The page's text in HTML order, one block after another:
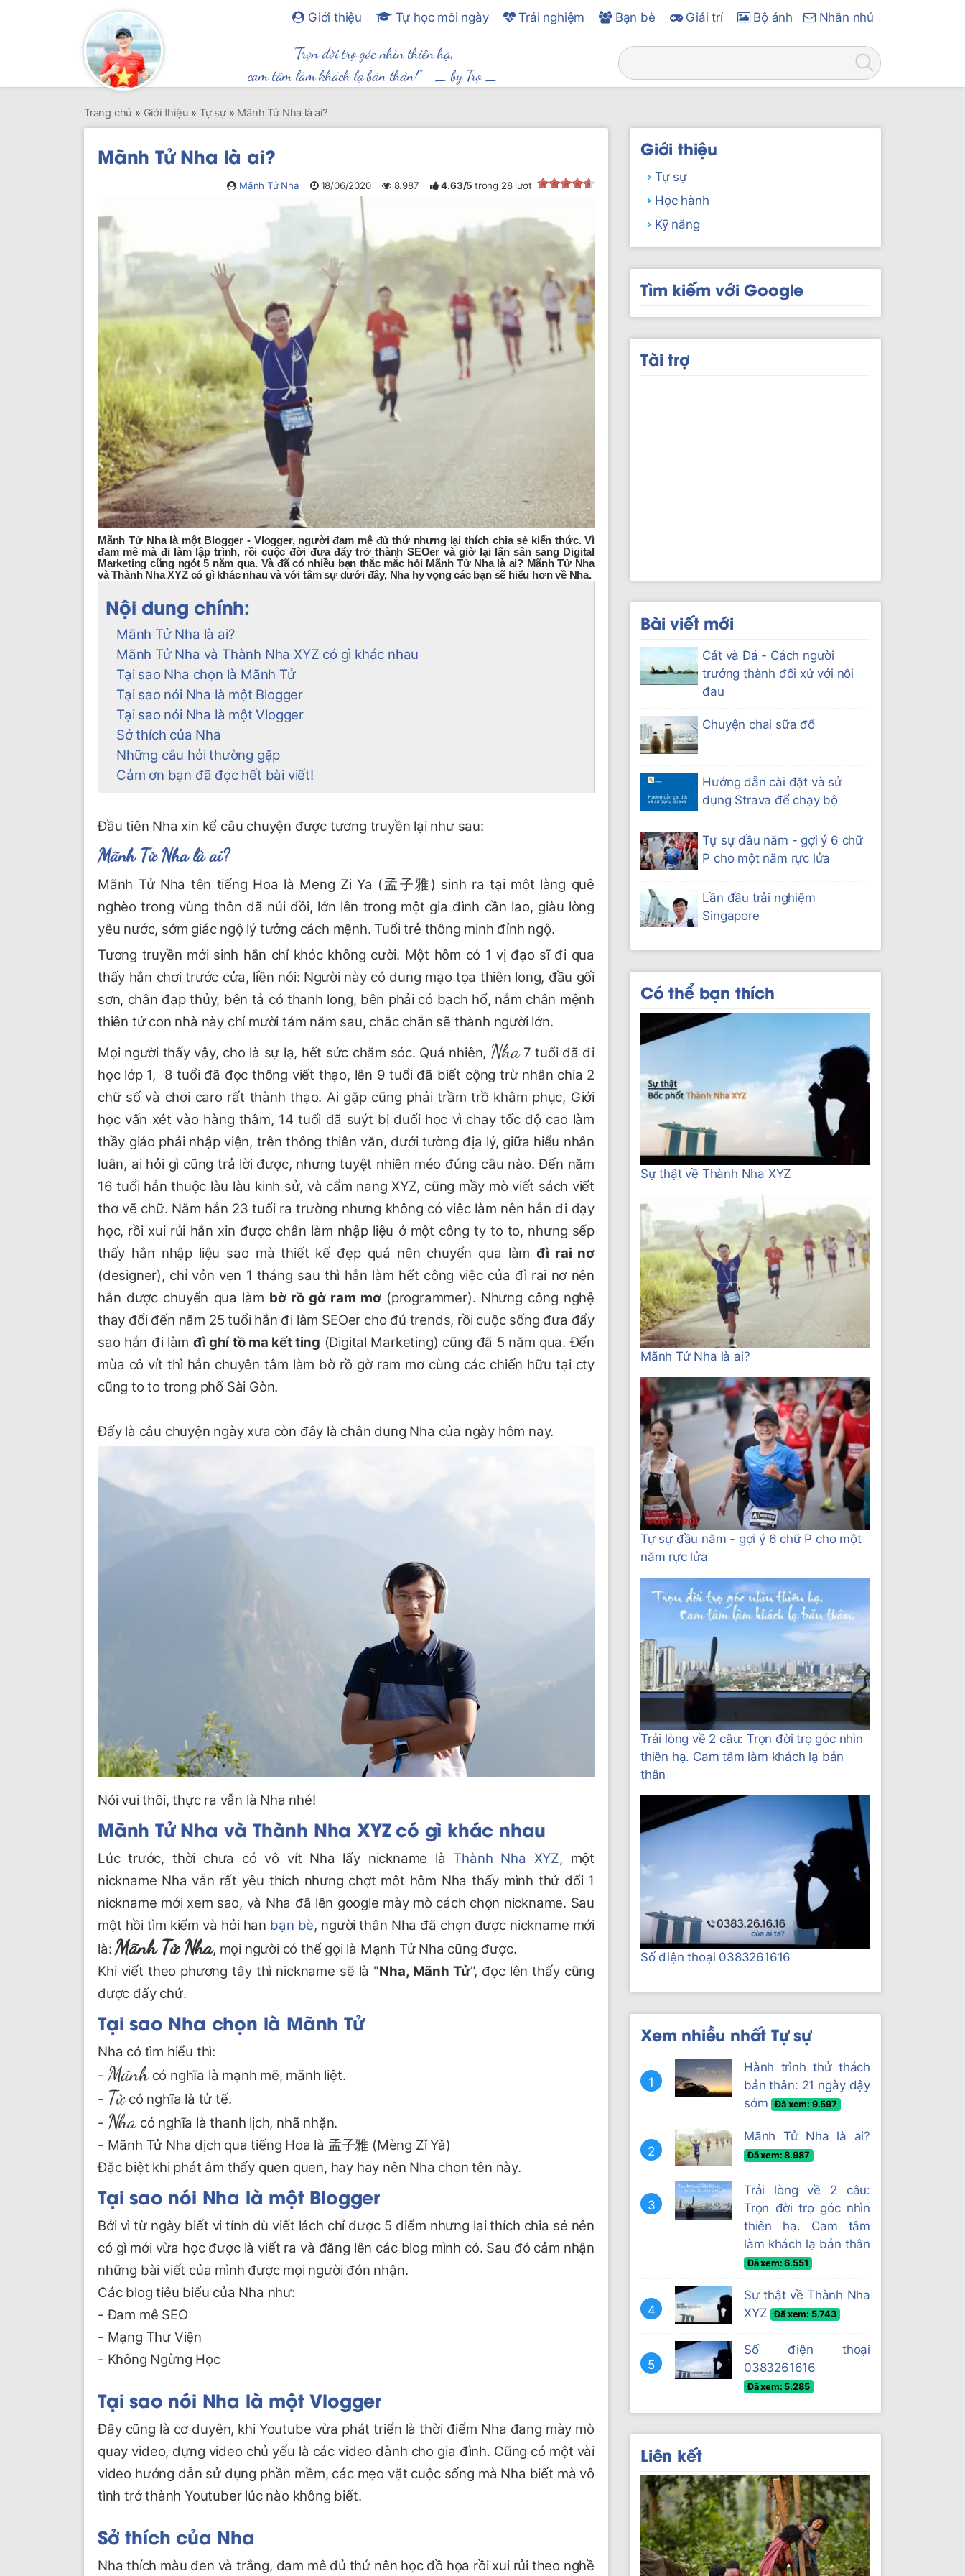
Giới thiệu Tự học mỗi ngày Trải nghiệm Bạn bè Giải trí Bộ ảnh Nhắn nhủ
"Trọn đời trọ góc nhìn thiên hạ,
cam tâm làm khách lạ bản thân!" _by Trọ_
Trang chủ » Giới thiệu »Tự sự» Mãnh Tử Nha là ai?
Mãnh Tử Nha là ai?
Mãnh Tử Nha 18/06/2020 8.987 4.63/5 trong 28lượt
Mãnh Tử Nha là một Blogger - Vlogger, người đam mê đủ thứ nhưng lại thích chia sẻ kiến thức. Vì
đam mê mà đi làm lập trình, rồi cuộc đời đưa đẩy trở thành SEOer và giờ lại lấn sân sang Digital
Marketing cũng ngót 5 năm qua. Và đã có nhiều bạn thắc mắc hỏi Mãnh Tử Nha là ai? Mãnh Tử Nha
và Thành Nha XYZ có gì khác nhau và với tâm sự dưới đây, Nha hy vọng các bạn sẽ hiểu hơn về Nha.
Nội dung chính:
Mãnh Tử Nha là ai?
Mãnh Tử Nha và Thành Nha XYZ có gì khác nhau
Tại sao Nha chọn là Mãnh Tử
Tại sao nói Nha là một Blogger
Tại sao nói Nha là một Vlogger
Sở thích của Nha
Những câu hỏi thường gặp
Cảm ơn bạn đã đọc hết bài viết!
Đầu tiên Nha xin kể câu chuyện được tương truyền lại như sau:
Mãnh Tử Nha là ai?
Mãnh Tử Nha tên tiếng Hoa là Meng Zi Ya (孟子雅) sinh ra tại một làng quê
nghèo trong vùng thôn dã núi đồi, lớn lên trong một gia đình cần lao, giàu lòng
yêu nước, sớm giác ngộ lý tưởng cách mệnh. Tuổi trẻ thông minh đỉnh ngộ.
Tương truyền mới sinh hắn chỉ khóc không cười. Một hôm có 1 vị đạo sĩ đi qua
thấy hắn chơi trước cửa, liền nói: Người này có dung mạo tọa thiên long, đầu gối
sơn, chân đạp thủy, bên tả có thanh long, bên phải có bạch hổ, nắm chân mệnh
thiên tử con nhà này chỉ mười tám năm sau, chắc chắn sẽ thành người lớn.
Mọi người thấy vậy, cho là sự lạ, hết sức chăm sóc. Quả nhiên, Nha7 tuổi đã đi
học lớp 1, 8 tuổi đã đọc thông viết thạo, lên 9 tuổi đã biết cộng trừ nhân chia 2
chữ số và chơi caro rất thành thạo. Ai gặp cũng phải trầm trồ khâm phục, Giới
học vấn xét vào hàng thâm, 14 tuổi đã suýt bị đuổi học vì chạy tốc độ cao làm
thầy giáo phải nhập viện, trên thông thiên văn, dưới tường địa lý, giữa hiểu nhân
luân, ai hỏi gì cũng trả lời được, nhưng tuyệt nhiên méo đúng câu nào. Đến năm
16 tuổi hắn thuộc làu làu kinh sử, và cẩm nang XYZ, cũng mầy mò viết sách viết
thơ vẽ chữ. Năm hắn 23 tuổi ra trường nhưng không có việc làm nên hắn đi dạy
học, rồi xui rủi hắn xin được chân làm nhập liệu ở một công ty to to, nhưng sếp
thấy hắn nhập liệu sao mà thiết kế đẹp quá nên chuyển qua làmđì rai nơ
(designer), chỉ vỏn vẹn 1 tháng sau thì hắn làm hết công việc của đì rai nơ nên
hắn được chuyển qua làm bờ rồ gờ ram mơ(programmer). Nhưng công nghệ
thay đổi đến năm 25 tuổi hắn đi làm SEOer cho đú trends, rồi cuộc sống đưa đẩy
sao hắn đi làm đì ghí tồ ma kết ting (Digital Marketing) cũng đã 5 năm qua. Đến
mùa cô vít thì hắn chuyên tâm làm bờ rồ gờ ram mơ cùng các chiến hữu tại cty
cũng to to trong phố Sài Gòn.
Đấy là câu chuyện ngày xưa còn đây là chân dung Nha của ngày hôm nay.
Nói vui thôi, thực ra vẫn là Nha nhé!
Mãnh Tử Nha và Thành Nha XYZcó gì khác nhau
Lúc trước, thời chưa có vô vít Nha lấy nickname là Thành Nha XYZ, một
nickname Nha vẫn rất yêu thích nhưng chợt một hôm Nha thấy mình thử đổi 1
nickname mới xem sao, và Nha đã lên google mày mò cách chọn nickname. Sau
một hồi tìm kiếm và hỏi han bạn bè, người thân Nha đã chọn được nickname mới
là:Mãnh Tử Nha, mọi người có thể gọi là Mạnh Tử Nha cũng được.
Khi viết theo phương tây thì nickname sẽ là "Nha, Mãnh Tử", đọc lên thấy cũng
được đấy chứ.
Tại sao Nha chọn là Mãnh Tử
Nha có tìm hiểu thì:
- Mãnhcó nghĩa là mạnh mẽ, mãnh liệt.
- Tửcó nghĩa là tử tế.
- Nhacó nghĩa là thanh lịch, nhã nhặn.
- Mãnh Tử Nha dịch qua tiếng Hoa là 孟子雅 (Mèng Zǐ Yǎ)
Đặc biệt khi phát âm thấy quen quen, hay hay nên Nha chọn tên này.
Tại sao nói Nha là một Blogger
Bởi vì từ ngày biết vi tính dù viết lách chỉ được 5 điểm nhưng lại thích chia sẻ nên
có gì mới vừa học được là viết ra và đăng lên các blog mình có. Sau đó cảm nhận
những bài viết của mình được mọi người đón nhận.
Các blog tiêu biểu của Nha như:
- Đam mê SEO
- Mạng Thư Viện
- Không Ngừng Học
Tại sao nói Nha là một Vlogger
Đây cũng là cơ duyên, khi Youtube vừa phát triển là thời điểm Nha đang mày mò
quay video, dựng video chủ yếu là các video dành cho gia đình. Cũng có một vài
video hướng dẫn sử dụng phần mềm, các mẹo vặt cuộc sống mà Nha biết mà vô
tình trở thành Youtuber lúc nào không biết.
Sở thích của Nha
Nha thích màu đen và trắng, đam mê đủ thứ nên học đồ họa rồi xui rủi theo nghề
Giới thiệu
Tự sự
Học hành
Kỹ năng
Tìm kiếm với Google
Tài trợ
Bài viết mới
Cát và Đá - Cách người
trưởng thành đối xử với nỗi
đau
Chuyện chai sữa đổ
Hướng dẫn cài đặt và sử
dụng Strava để chạy bộ
Tự sự đầu năm - gợi ý 6 chữ
P cho một năm rực lửa
Lần đầu trải nghiệm
Singapore
Có thể bạn thích
Sự thật về Thành Nha XYZ
Mãnh Tử Nha là ai?
Tự sự đầu năm - gợi ý 6 chữ P cho một
năm rực lửa
Trải lòng về 2 câu: Trọn đời trọ góc nhìn
thiên hạ. Cam tâm làm khách lạ bản
thân
Số điện thoại 0383261616
Xem nhiều nhất Tự sự
1
Hành trình thử thách
bản thân: 21 ngày dậy
sớm
Đã xem: 9.597
2
Mãnh Tử Nha là ai?
Đã xem: 8.987
3
Trải lòng về 2 câu:
Trọn đời trọ góc nhìn
thiên hạ. Cam tâm
làm khách lạ bản thân
Đã xem: 6.551
4
Sự thật về Thành Nha
XYZ
Đã xem: 5.743
5
Số điện thoại
0383261616
Đã xem: 5.285
Liên kết